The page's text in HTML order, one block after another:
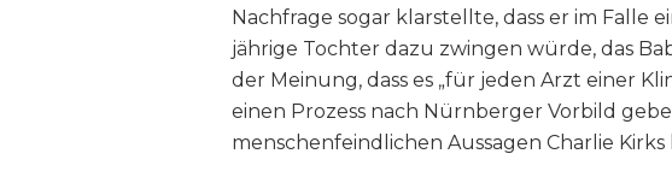
Nachfrage sogar klarstellte, dass er im Falle
jährige Tochter dazu zwingen würde, das
der Meinung, dass es „für jeden Arzt einer
einen Prozess nach Nürnberger Vorbild
menschenfeindlichen Aussagen Charlie